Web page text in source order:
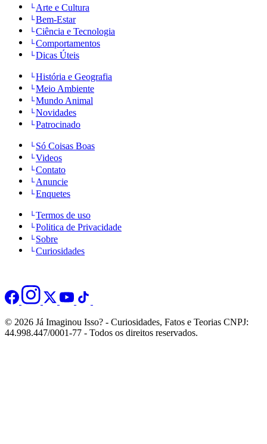
Arte e Cultura
Bem-Estar
Ciência e Tecnologia
Comportamentos
Dicas Úteis
História e Geografia
Meio Ambiente
Mundo Animal
Novidades
Patrocinado
Só Coisas Boas
Videos
Contato
Anuncie
Enquetes
Termos de uso
Politica de Privacidade
Sobre
Curiosidades
© 2026 Já Imaginou Isso? - Curiosidades, Fatos e Teorias CNPJ:
44.998.447/0001-77 - Todos os direitos reservados.